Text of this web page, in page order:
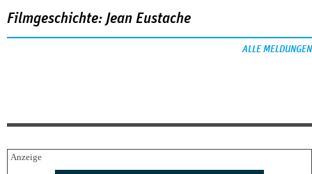
Filmgeschichte: Jean Eustache
ALLE MELDUNGEN